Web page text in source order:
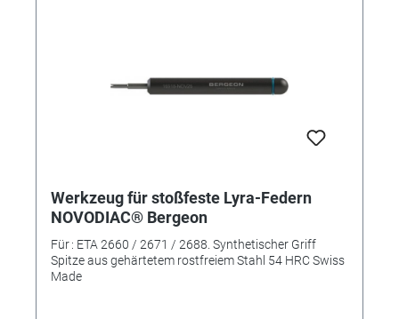
Werkzeug für stoßfeste Lyra-Federn
NOVODIAC® Bergeon
Für : ETA 2660 / 2671 / 2688. Synthetischer Griff
Spitze aus gehärtetem rostfreiem Stahl 54 HRC Swiss
Made